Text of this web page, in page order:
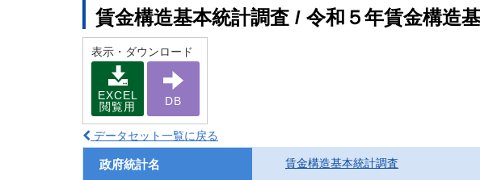
賃金構造基本統計調査 / 令和５年賃金構造
表示・ダウンロード
EXCEL
閲覧用
DB
データセット一覧に戻る
政府統計名 賃金構造基本統計調査